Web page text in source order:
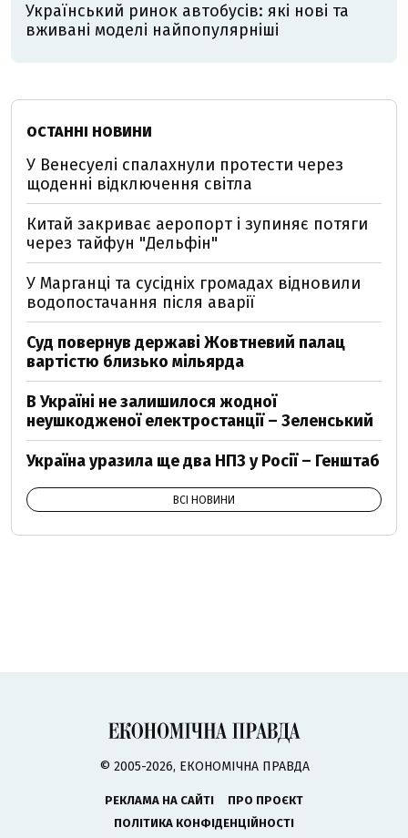
Український ринок автобусів: які нові та
вживані моделі найпопулярніші
ОСТАННІ НОВИНИ
У Венесуелі спалахнули протести через
щоденні відключення світла
Китай закриває аеропорт і зупиняє потяги
через тайфун "Дельфін"
У Марганці та сусідніх громадах відновили
водопостачання після аварії
Суд повернув державі Жовтневий палац
вартістю близько мільярда
В Україні не залишилося жодної
неушкодженої електростанції – Зеленський
Україна уразила ще два НПЗ у Росії – Генштаб
ВСІ НОВИНИ
© 2005-2026, ЕКОНОМІЧНА ПРАВДА
РЕКЛАМА НА САЙТІ
ПРО ПРОЄКТ
ПОЛІТИКА КОНФІДЕНЦІЙНОСТІ